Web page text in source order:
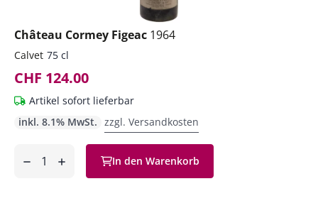
Château Cormey Figeac 1964
Calvet 75 cl
CHF 124.00
Artikel sofort lieferbar
inkl. 8.1% MwSt. zzgl. Versandkosten
hinzufügen
In den Warenkorb